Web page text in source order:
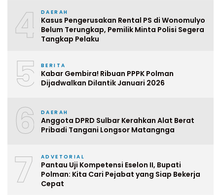
4 DAERAH
Kasus Pengerusakan Rental PS di Wonomulyo
Belum Terungkap, Pemilik Minta Polisi Segera
Tangkap Pelaku
5 BERITA
Kabar Gembira! Ribuan PPPK Polman
Dijadwalkan Dilantik Januari 2026
6 DAERAH
Anggota DPRD Sulbar Kerahkan Alat Berat
Pribadi Tangani Longsor Matangnga
7 ADVETORIAL
Pantau Uji Kompetensi Eselon II, Bupati
Polman: Kita Cari Pejabat yang Siap Bekerja
Cepat